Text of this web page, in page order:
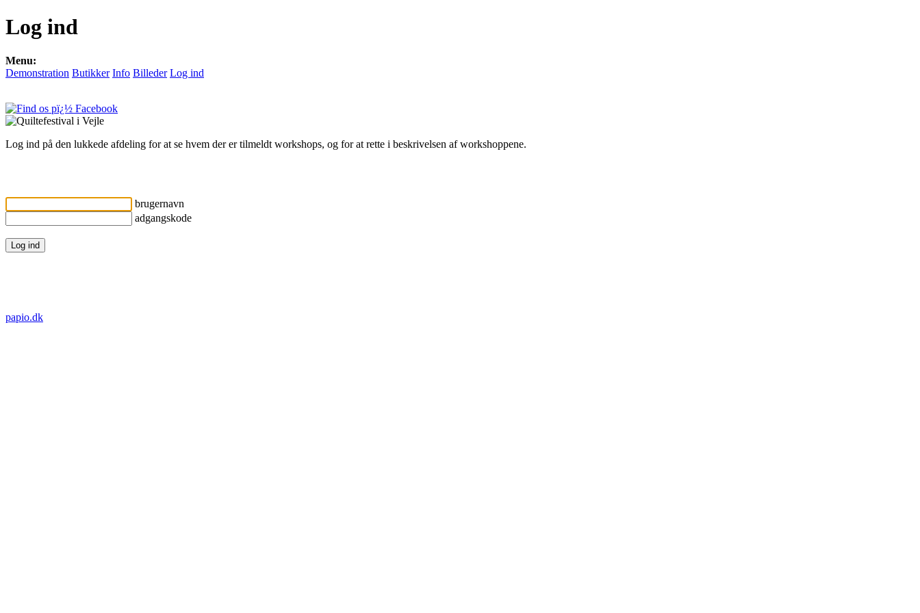
Log ind
Menu:
Demonstration Butikker Info Billeder Log ind
Log ind på den lukkede afdeling for at se hvem der er tilmeldt workshops, og for at rette i beskrivelsen af workshoppene.
brugernavn
adgangskode
papio.dk